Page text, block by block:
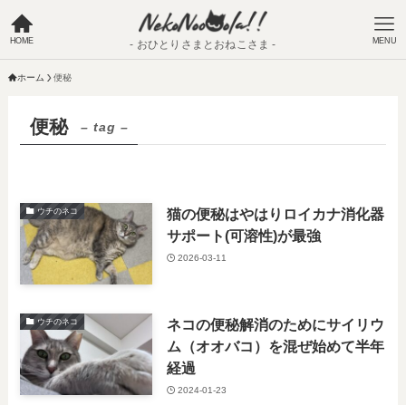
- おひとりさまとおねこさま -
HOME MENU
ホーム 便秘
便秘 – tag –
ウチのネコ
猫の便秘はやはりロイカナ消化器
サポート(可溶性)が最強
2026-03-11
ウチのネコ
ネコの便秘解消のためにサイリウ
ム（オオバコ）を混ぜ始めて半年
経過
2024-01-23